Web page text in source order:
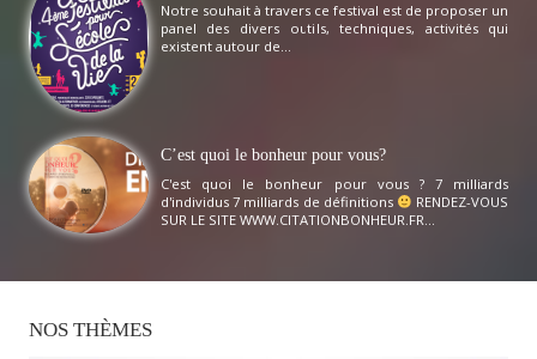
Notre souhait à travers ce festival est de proposer un
panel des divers outils, techniques, activités qui
existent autour de...
C’est quoi le bonheur pour vous?
C'est quoi le bonheur pour vous ? 7 milliards
d'individus 7 milliards de définitions
RENDEZ-VOUS
SUR LE SITE WWW.CITATIONBONHEUR.FR...
NOS THÈMES